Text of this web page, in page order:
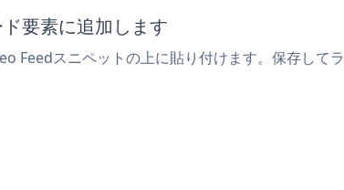
要素に追加します
Feedスニペットの上に貼り付けます。保存して